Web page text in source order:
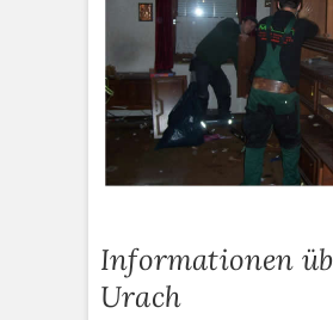
Informationen
Urach